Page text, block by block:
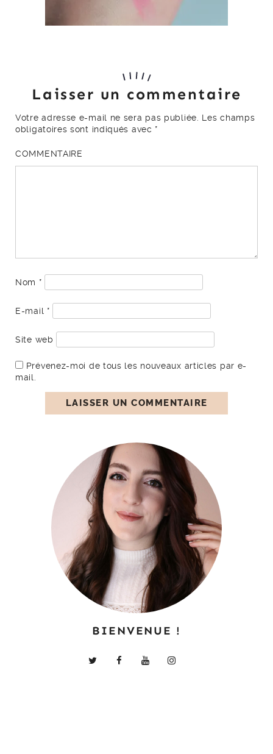
Laisser un commentaire
Votre adresse e-mail ne sera pas publiée.
Les champs
obligatoires sont indiqués avec *
COMMENTAIRE
Nom *
E-mail *
Site web
Prévenez-moi de tous les nouveaux articles par e-
mail.
BIENVENUE !